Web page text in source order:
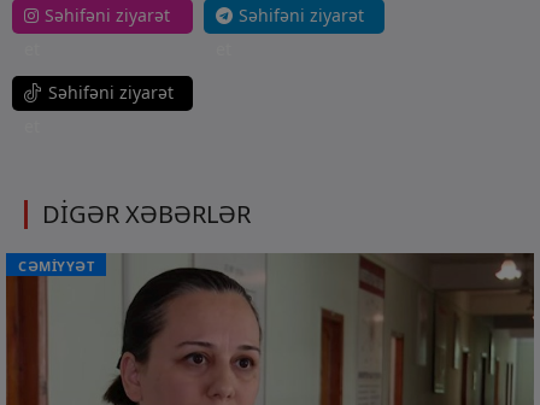
Səhifəni ziyarət
Səhifəni ziyarət
Səhifəni ziyarət
DİGƏR XƏBƏRLƏR
CƏMİYYƏT